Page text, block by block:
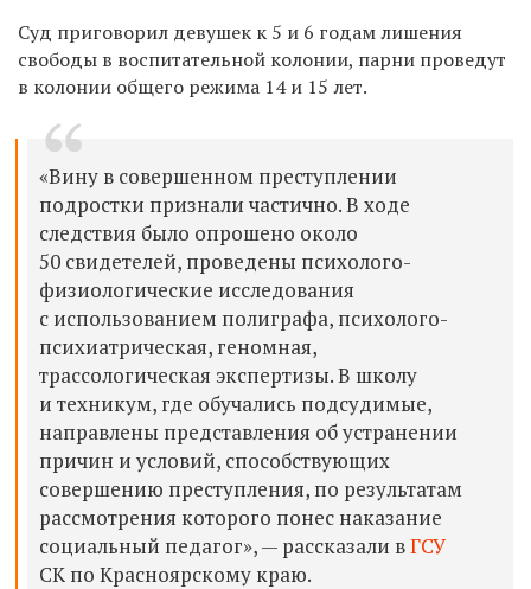
Суд приговорил девушек к 5 и 6 годам лишения
свободы в воспитательной колонии, парни проведут
в колонии общего режима 14 и 15 лет.
«Вину в совершенном преступлении
подростки признали частично. В ходе
следствия было опрошено около
50 свидетелей, проведены психолого-
физиологические исследования
с использованием полиграфа, психолого-
психиатрическая, геномная,
трассологическая экспертизы. В школу
и техникум, где обучались подсудимые,
направлены представления об устранении
причин и условий, способствующих
совершению преступления, по результатам
рассмотрения которого понес наказание
социальный педагог», — рассказали вГСУ
СК по Красноярскому краю.